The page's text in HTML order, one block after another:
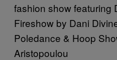
fashion show featuring
Fireshow by Dani
Poledance & Hoop
Aristopoulou